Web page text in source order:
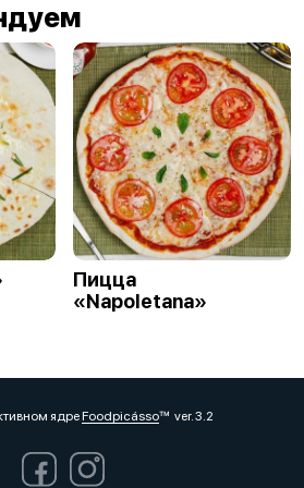
Пицца
«Napoletana»
ядреFoodpicássover. 3.2